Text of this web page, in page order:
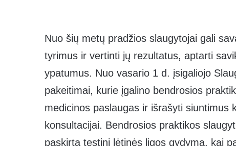
Nuo šių metų pradžios slaugytojai gali
tyrimus ir vertinti jų rezultatus, aptarti
ypatumus. Nuo vasario 1 d. įsigaliojo
pakeitimai, kurie įgalino bendrosios
medicinos paslaugas ir išrašyti siuntimus
konsultacijai. Bendrosios praktikos
paskirtą tęstinį lėtinės ligos gydymą, kai